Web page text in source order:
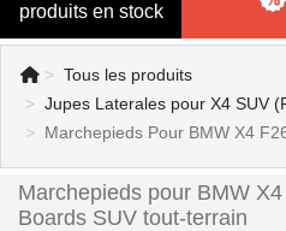
produits en stock
Tous les produits
Jupes Laterales pour X4 SUV
Marchepieds Pour BMW X4 F26
Marchepieds pour BMW
Boards SUV tout-terrain